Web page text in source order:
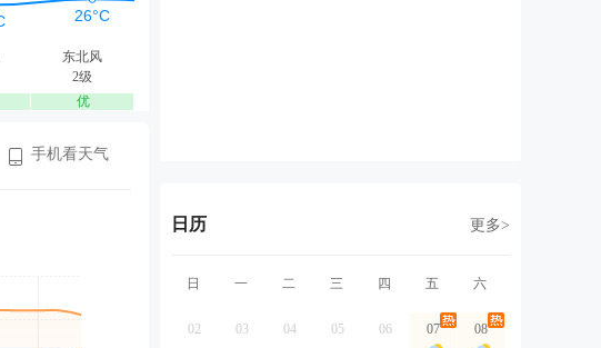
东北风
2级
优
手机看天气
日历 更多>
日 一 二 三 四 五 六
02 03 04 05 06 07 08